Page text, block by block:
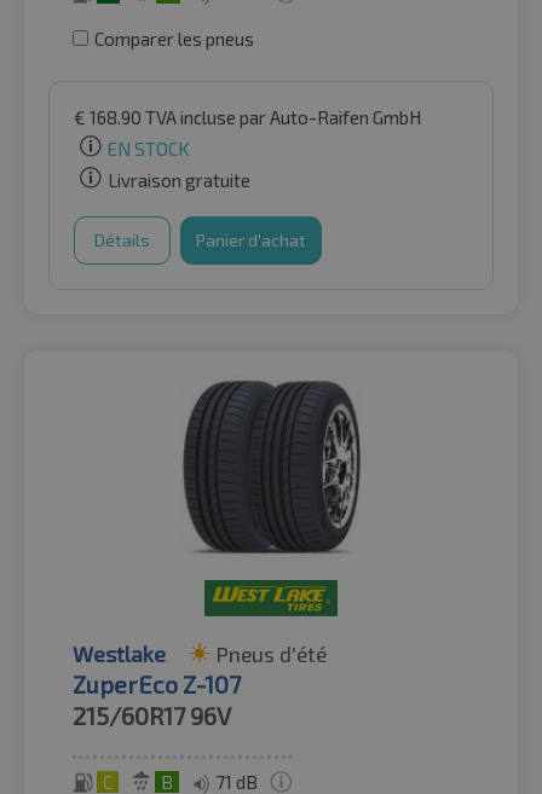
Comparer les pneus
€ 168.90 TVA incluse par Auto-Raifen GmbH
EN STOCK
Livraison gratuite
Détails Panier d'achat
Westlake Pneus d'été
ZuperEco Z-107
215/60R17 96V
C B 71 dB